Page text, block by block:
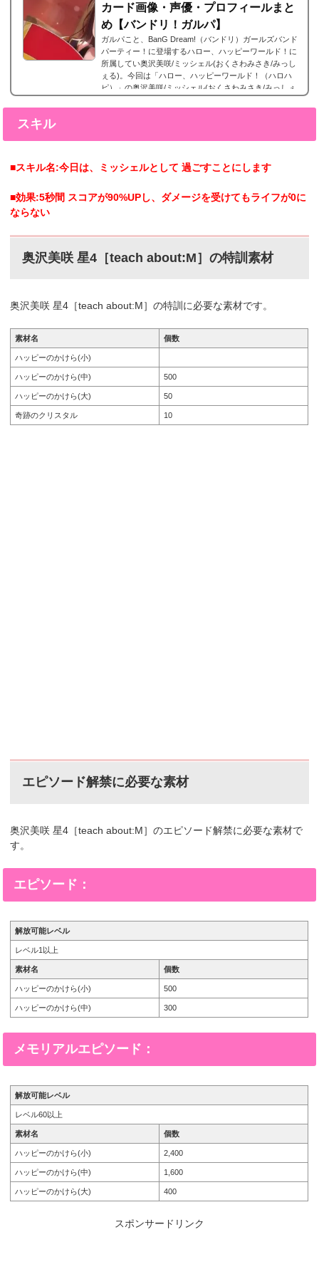
カード画像・声優・プロフィールまと
め【バンドリ！ガルパ】
ガルパこと、BanG Dream!（バンドリ）ガールズバンド
パーティー！に登場するハロー、ハッピーワールド！に
所属してい奥沢美咲/ミッシェル(おくさわみさき/みっし
ぇる)。今回は「ハロー、ハッピーワールド！（ハロハ
ピ）」の奥沢美咲/ミッシェル(おくさわみさき/みっしぇ
スキル
■スキル名:今日は、ミッシェルとして 過ごすことにします
■効果:5秒間 スコアが90%UPし、ダメージを受けてもライフが0に
ならない
奥沢美咲 星4［teach about:M］の特訓素材
奥沢美咲 星4［teach about:M］の特訓に必要な素材です。
素材名 個数
ハッピーのかけら(小)
ハッピーのかけら(中) 500
ハッピーのかけら(大) 50
奇跡のクリスタル 10
エピソード解禁に必要な素材
奥沢美咲 星4［teach about:M］のエピソード解禁に必要な素材で
す。
エピソード：
解放可能レベル
レベル1以上
素材名 個数
ハッピーのかけら(小) 500
ハッピーのかけら(中) 300
メモリアルエピソード：
解放可能レベル
レベル60以上
素材名 個数
ハッピーのかけら(小) 2,400
ハッピーのかけら(中) 1,600
ハッピーのかけら(大) 400
スポンサードリンク